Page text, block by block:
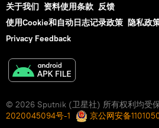
关于我们 资料使用条款 反馈
使用Cookie和自动日志记录政策 隐私政
Privacy Feedback
© 2026 Sputnik (卫星社) 所有权利均受
2020045094号-1
京公网安备